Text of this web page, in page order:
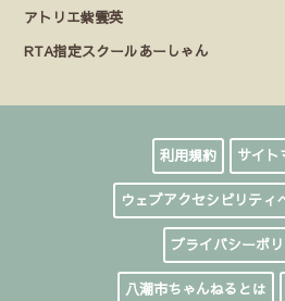
アトリエ紫雲英
RTA指定スクールあーしゃん
利用規約 サイト
ウェブアクセシビリティ
プライバシーポ
八潮市ちゃんねるとは